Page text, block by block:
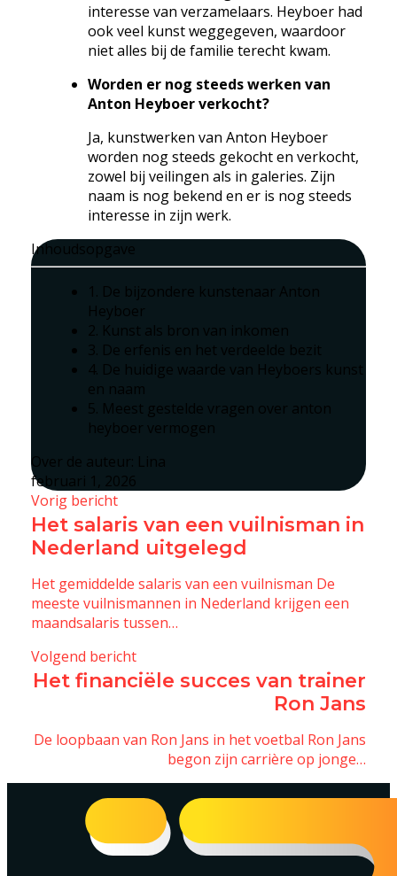
interesse van verzamelaars. Heyboer had
ook veel kunst weggegeven, waardoor
niet alles bij de familie terecht kwam.
Worden er nog steeds werken van
Anton Heyboer verkocht?
Ja, kunstwerken van Anton Heyboer
worden nog steeds gekocht en verkocht,
zowel bij veilingen als in galeries. Zijn
naam is nog bekend en er is nog steeds
interesse in zijn werk.
Inhoudsopgave
1. De bijzondere kunstenaar Anton
Heyboer
2. Kunst als bron van inkomen
3. De erfenis en het verdeelde bezit
4. De huidige waarde van Heyboers kunst
en naam
5. Meest gestelde vragen over anton
heyboer vermogen
Over de auteur: Lina
februari 1, 2026
Vorig bericht
Het salaris van een vuilnisman in
Nederland uitgelegd
Het gemiddelde salaris van een vuilnisman De
meeste vuilnismannen in Nederland krijgen een
maandsalaris tussen…
Volgend bericht
Het financiële succes van trainer
Ron Jans
De loopbaan van Ron Jans in het voetbal Ron Jans
begon zijn carrière op jonge…